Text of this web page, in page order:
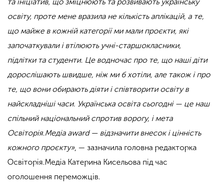
освіту, проте мене вразила не кількість аплікацій, а те,
що майже в кожній категорії ми мали проєкти, які
започаткували і втілюють учні-старшокласники,
підлітки та студенти. Це водночас про те, що наші діти
дорослішають швидше, ніж ми б хотіли, але також і про
те, що вони обирають діяти і співтворити освіту в
найскладніші часи. Українська освіта сьогодні — це наш
спільний національний спротив ворогу, і мета
Освіторія.Медіа award — відзначити внесок і цінність
кожного проєкту», — зазначила головна редакторка
Освіторія.Медіа Катерина Кисельова під час
оголошення переможців.